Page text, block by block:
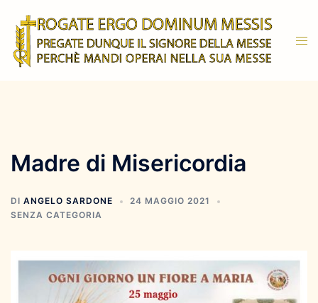
contenuto
Madre di Misericordia
DI ANGELO SARDONE
24 MAGGIO 2021
SENZA CATEGORIA